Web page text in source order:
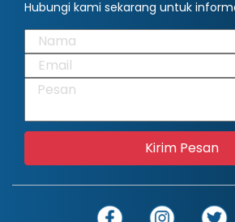
Hubungi kami sekarang untuk
Kirim Pesan